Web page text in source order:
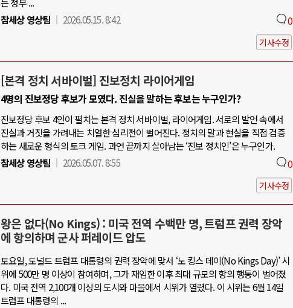
참세상 영상팀
2026.05.15. 8:42 0
기사수정
[본격 정치 서바이벌] 진보정치 라이어게임
4명의 진보정당 후보가 모였다. 진실을 말하는 후보는 누구인가?
진보정당 후보 4인이 펼치는 본격 정치 서바이벌, 라이어게임. 서로의 발언 속에서
진실과 거짓을 가려내는 치열한 심리전이 벌어진다. 정치의 말과 현실을 직접 검증
하는 새로운 형식의 토크 게임. 과연 끝까지 살아남는 ‘진보 정치인’은 누구인가.
참세상 영상팀
2026.05.07. 8:55 0
기사수정
왕은 없다(No Kings) : 미국 전역 수백만 명, 트럼프 권력 장악
에 항의하며 군사 퍼레이드 압도
토요일, 도널드 트럼프 대통령의 권력 장악에 맞서 ‘노 킹스 데이(No Kings Day)’ 시
위에 500만 명 이상이 참여하며, 그가 재임한 이후 최대 규모의 항의 행동이 벌어졌
다. 미국 전역 2,100개 이상의 도시와 마을에서 시위가 열렸다. 이 시위는 6월 14일
트럼프 대통령의 ...